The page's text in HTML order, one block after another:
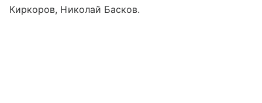
Киркоров, Николай Басков.